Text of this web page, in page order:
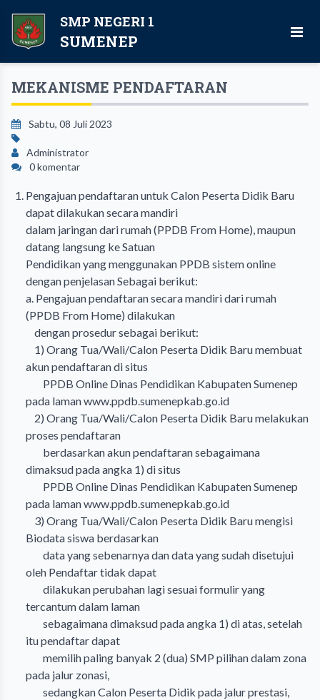
SMP NEGERI 1
SUMENEP
MEKANISME PENDAFTARAN
Sabtu, 08 Juli 2023
Administrator
0 komentar
Pengajuan pendaftaran untuk Calon Peserta Didik Baru
dapat dilakukan secara mandiri
dalam jaringan dari rumah (PPDB From Home), maupun
datang langsung ke Satuan
Pendidikan yang menggunakan PPDB sistem online
dengan penjelasan Sebagai berikut:
a. Pengajuan pendaftaran secara mandiri dari rumah
(PPDB From Home) dilakukan
dengan prosedur sebagai berikut:
1) Orang Tua/Wali/Calon Peserta Didik Baru membuat
akun pendaftaran di situs
PPDB Online Dinas Pendidikan Kabupaten Sumenep
pada lamanwww.ppdb.sumenepkab.go.id
2) Orang Tua/Wali/Calon Peserta Didik Baru melakukan
proses pendaftaran
berdasarkan akun pendaftaran sebagaimana
dimaksud pada angka 1) di situs
PPDB Online Dinas Pendidikan Kabupaten Sumenep
pada lamanwww.ppdb.sumenepkab.go.id
3) Orang Tua/Wali/Calon Peserta Didik Baru mengisi
Biodata siswa berdasarkan
data yang sebenarnya dan data yang sudah disetujui
oleh Pendaftar tidak dapat
dilakukan perubahan lagi sesuai formulir yang
tercantum dalam laman
sebagaimana dimaksud pada angka 1) di atas, setelah
itu pendaftar dapat
memilih paling banyak 2 (dua) SMP pilihan dalam zona
pada jalur zonasi,
sedangkan Calon Peserta Didik pada jalur prestasi,